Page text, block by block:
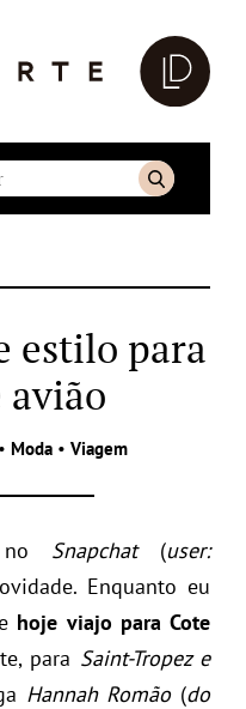
estilo para
• Moda • Viagem
no Snapchat(user:
Enquanto eu
hoje viajo para Cote
para Saint-Tropez e
Hannah Romão(do